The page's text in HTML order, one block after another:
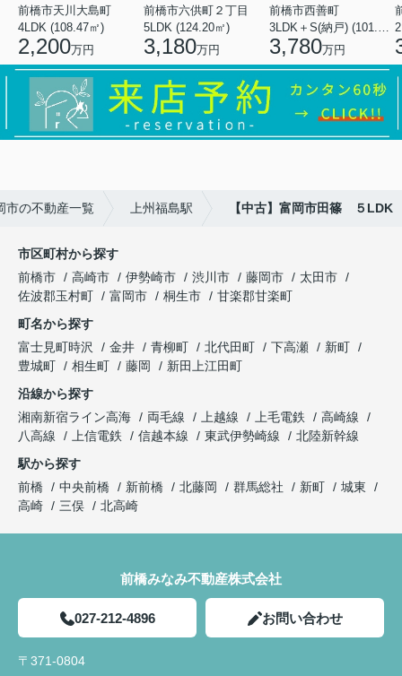
前橋市天川大島町
4LDK (108.47㎡)
2,200万円
前橋市六供町２丁目
5LDK (124.20㎡)
3,180万円
前橋市西善町
3,780万円
市の不動産一覧 上州福島駅 【中古】富岡市田篠 ５LDK
市区町村から探す
前橋市
高崎市 伊勢崎市 渋川市 藤岡市
太田市
佐波郡玉村町
富岡市 桐生市
甘楽郡甘楽町
町名から探す
富士見町時沢
金井 青柳町 北代田町 下高瀬
新町
豊城町
相生町 藤岡
新田上江田町
沿線から探す
湘南新宿ライン高海
両毛線 上越線 上毛電鉄
高崎線
八高線
上信電鉄 信越本線 東武伊勢崎線
北陸新幹線
駅から探す
前橋
中央前橋 新前橋 北藤岡 群馬総社 新町
城東
高崎
三俣 北高崎
前橋みなみ不動産株式会社
027-212-4896 お問い合わせ
〒371-0804